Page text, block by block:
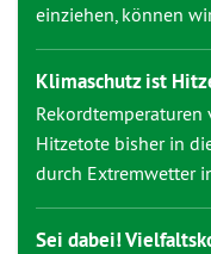
einziehen, können
Klimaschutz ist
Rekordtemperaturen
Hitzetote bisher in
durch Extremwetter
Sei dabei!